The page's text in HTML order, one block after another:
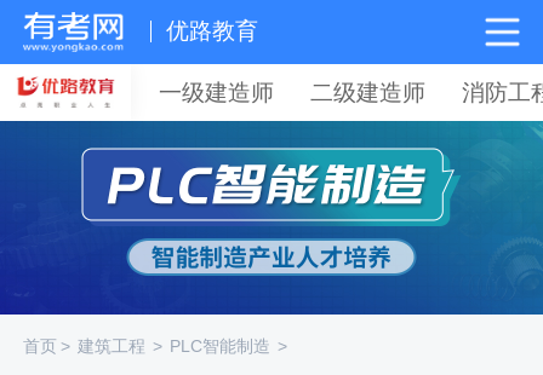
优路教育
一级建造师 二级建造师 消防工
首页> 建筑工程 > PLC智能制造 >